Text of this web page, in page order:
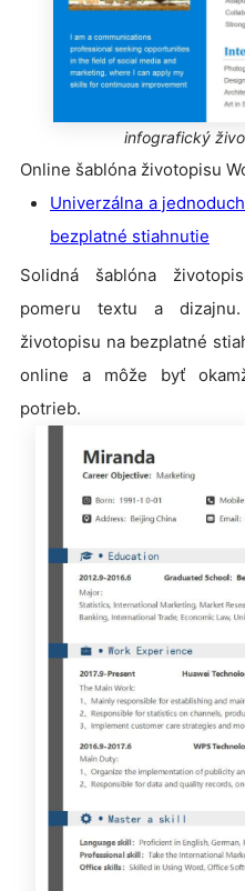
infografický
Online šablóna životopisu
Univerzálna a
bezplatné stiahnutie
Solidná šablóna
pomeru textu a
životopisu na bezplatné
online a môže byť
potrieb.